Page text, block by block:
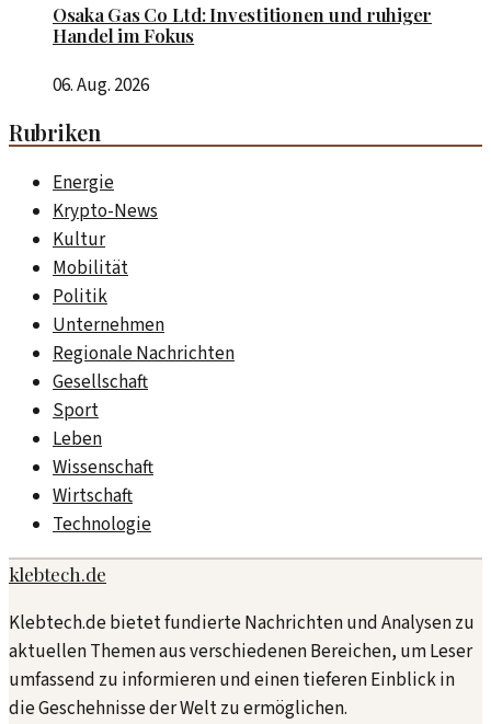
Osaka Gas Co Ltd: Investitionen und ruhiger
Handel im Fokus
06. Aug. 2026
Rubriken
Energie
Krypto-News
Kultur
Mobilität
Politik
Unternehmen
Regionale Nachrichten
Gesellschaft
Sport
Leben
Wissenschaft
Wirtschaft
Technologie
klebtech.de
Klebtech.de bietet fundierte Nachrichten und Analysen zu
aktuellen Themen aus verschiedenen Bereichen, um Leser
umfassend zu informieren und einen tieferen Einblick in
die Geschehnisse der Welt zu ermöglichen.